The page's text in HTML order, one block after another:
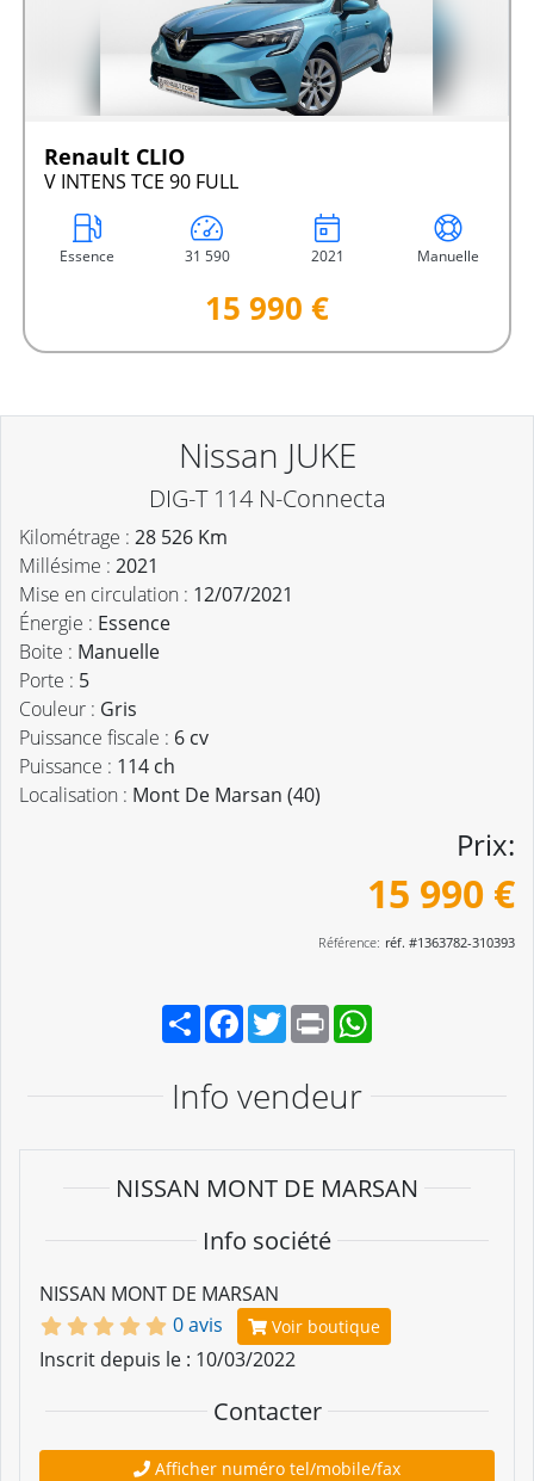
Renault CLIO
V INTENS TCE 90 FULL
Essence 31 590 2021 Manuelle
15 990 €
Nissan JUKE
DIG-T 114 N-Connecta
Kilométrage : 28 526 Km
Millésime : 2021
Mise en circulation : 12/07/2021
Énergie : Essence
Boite : Manuelle
Porte : 5
Couleur : Gris
Puissance fiscale : 6 cv
Puissance : 114 ch
Localisation : Mont De Marsan (40)
Prix:
15 990 €
Référence: réf. #1363782-310393
PartagerFacebook
TwitterPrint
Info vendeur
NISSAN MONT DE MARSAN
Info société
NISSAN MONT DE MARSAN
0 avis
Voir boutique
Inscrit depuis le : 10/03/2022
Contacter
Afficher numéro tel/mobile/fax